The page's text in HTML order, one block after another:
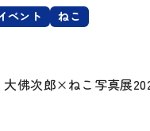
ベント ねこ
大佛次郎×ねこ写真展